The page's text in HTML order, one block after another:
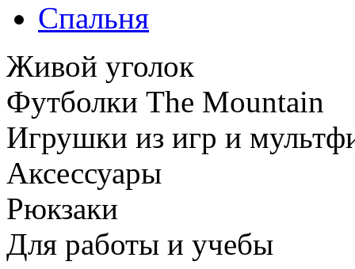
Спальня
Живой уголок
Футболки The Mountain
Игрушки из игр и
Аксессуары
Рюкзаки
Для работы и учебы